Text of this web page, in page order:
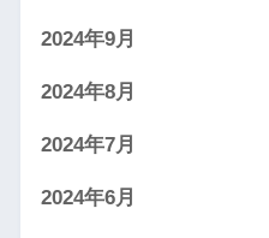
2024年9月
2024年8月
2024年7月
2024年6月